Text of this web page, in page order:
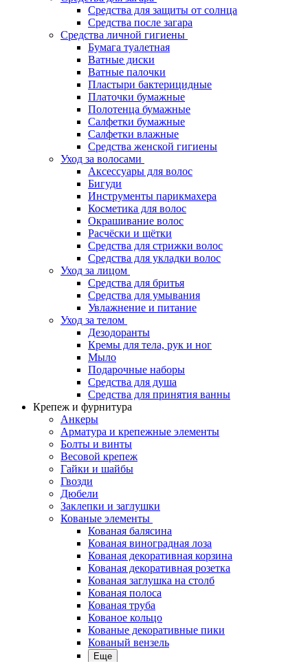
Средства для защиты от солнца
Средства после загара
Средства личной гигиены
Бумага туалетная
Ватные диски
Ватные палочки
Пластыри бактерицидные
Платочки бумажные
Полотенца бумажные
Салфетки бумажные
Салфетки влажные
Средства женской гигиены
Уход за волосами
Аксессуары для волос
Бигуди
Инструменты парикмахера
Косметика для волос
Окрашивание волос
Расчёски и щётки
Средства для стрижки волос
Средства для укладки волос
Уход за лицом
Средства для бритья
Средства для умывания
Увлажнение и питание
Уход за телом
Дезодоранты
Кремы для тела, рук и ног
Мыло
Подарочные наборы
Средства для душа
Средства для принятия ванны
Крепеж и фурнитура
Анкеры
Арматура и крепежные элементы
Болты и винты
Весовой крепеж
Гайки и шайбы
Гвозди
Дюбели
Заклепки и заглушки
Кованые элементы
Кованая балясина
Кованая виноградная лоза
Кованая декоративная корзина
Кованая декоративная розетка
Кованая заглушка на столб
Кованая полоса
Кованая труба
Кованое кольцо
Кованые декоративные пики
Кованый вензель
Еще